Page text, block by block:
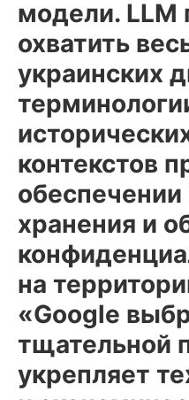
модели. LLM
охватить
украинских
контекстов
обеспечении
хранения и
на
«Google
тщательной
укрепляет